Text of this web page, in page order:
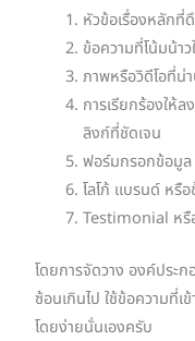
หัวข้อเรื่องหลักที่
ข้อความที่โน้มน้า
ภาพหรือวิดีโอที่น่
การเรียกร้องให้
ลิงก์ที่ชัดเจน
ฟอร์มกรอกข้อมู
โลโก้ แบรนด์ หรื
Testimonial หรื
โดยการจัดวาง องค์ประ
ซ้อนเกินไป ใช้ข้อความที่เ
โดยง่ายนั่นเองครับ